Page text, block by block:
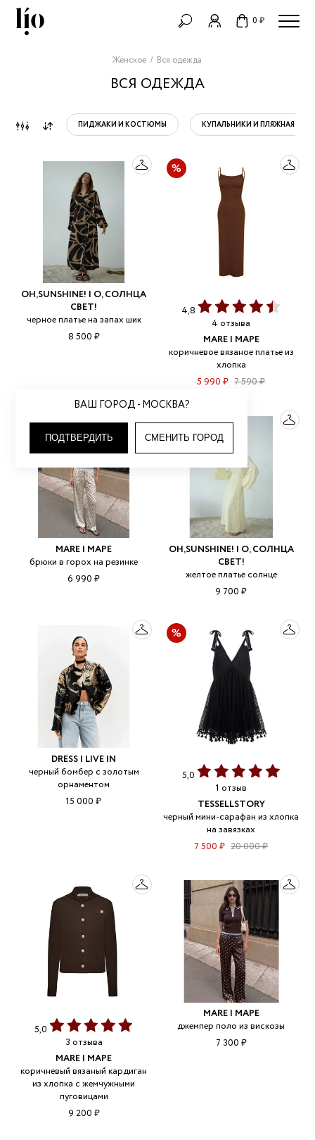
0 ₽
ВАШ ГОРОД - МОСКВА?
ПОДТВЕРДИТЬ СМЕНИТЬ ГОРОД
Женское Вся одежда
ВСЯ ОДЕЖДА
ПИДЖАКИ И КОСТЮМЫ КУПАЛЬНИКИ И ПЛЯЖНАЯ
OH,SUNSHINE! | О, СОЛНЦА
СВЕТ!
черное платье на запах шик
8 500 ₽
4,8
4 отзыва
MARE | МАРЕ
коричневое вязаное платье из
хлопка
5 990 ₽ 7 590 ₽
MARE | МАРЕ
брюки в горох на резинке
6 990 ₽
OH,SUNSHINE! | О, СОЛНЦА
СВЕТ!
желтое платье солнце
9 700 ₽
DRESS I LIVE IN
черный бомбер с золотым
орнаментом
15 000 ₽
5,0
1 отзыв
TESSELLSTORY
черный мини-сарафан из хлопка
на завязках
7 500 ₽ 20 000 ₽
5,0
3 отзыва
MARE | МАРЕ
коричневый вязаный кардиган
из хлопка с жемчужными
пуговицами
9 200 ₽
MARE | МАРЕ
джемпер поло из вискозы
7 300 ₽